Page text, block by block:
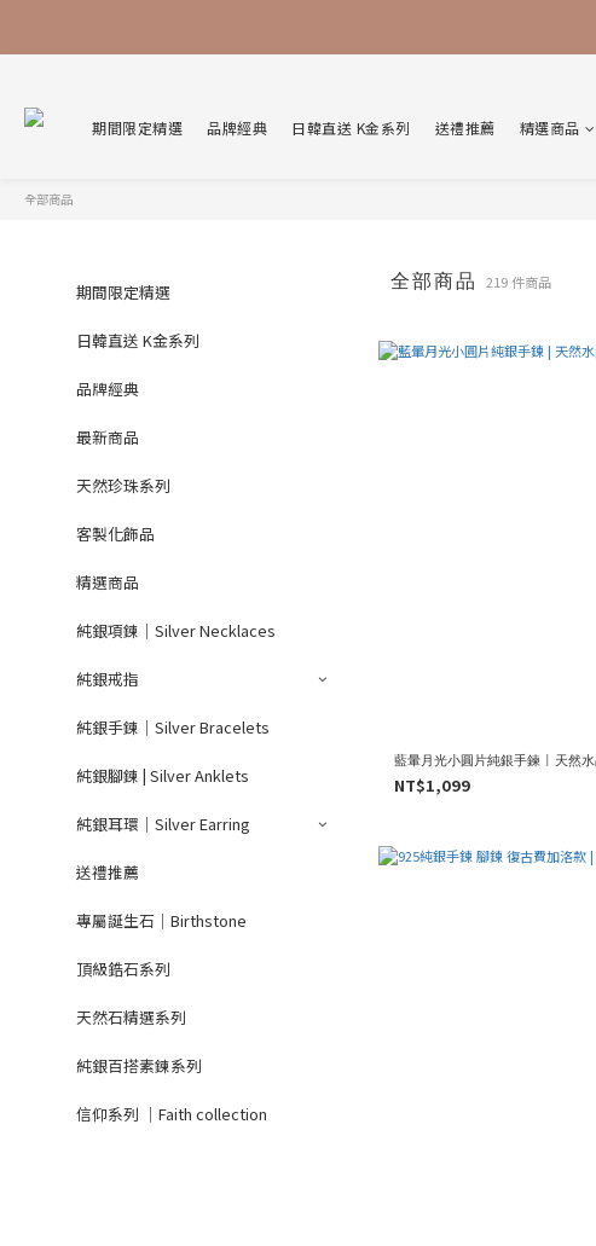
期間限定精選 品牌經典 日韓直送 K金系列 送禮推薦 精選商品
全部商品
期間限定精選
日韓直送 K金系列
品牌經典
最新商品
天然珍珠系列
客製化飾品
精選商品
純銀項鍊｜Silver Necklaces
純銀戒指
純銀手鍊｜Silver Bracelets
純銀腳鍊 | Silver Anklets
純銀耳環｜Silver Earring
送禮推薦
專屬誕生石｜Birthstone
頂級鋯石系列
天然石精選系列
純銀百搭素鍊系列
信仰系列 ｜Faith collection
全部商品219 件商品
藍暈月光小圓片純銀手鍊 | 天然
NT$1,099